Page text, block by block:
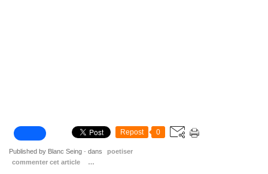
Repost 0
Published by Blanc Seing - dans
poetiser
commenter cet article
…